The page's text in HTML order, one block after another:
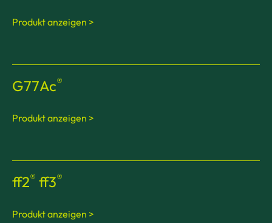
Produkt anzeigen >
G77Ac®
Produkt anzeigen >
ff2® ff3®
Produkt anzeigen >